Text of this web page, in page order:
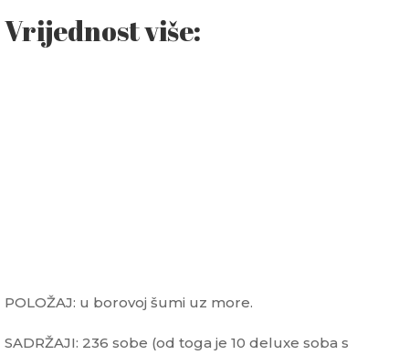
Vrijednost više:
POLOŽAJ: u borovoj šumi uz more.
SADRŽAJI: 236 sobe (od toga je 10 deluxe soba s